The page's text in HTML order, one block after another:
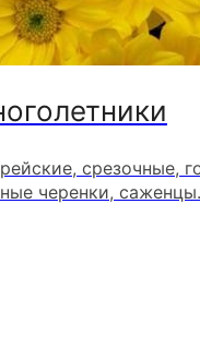
срезочные,
черенки,